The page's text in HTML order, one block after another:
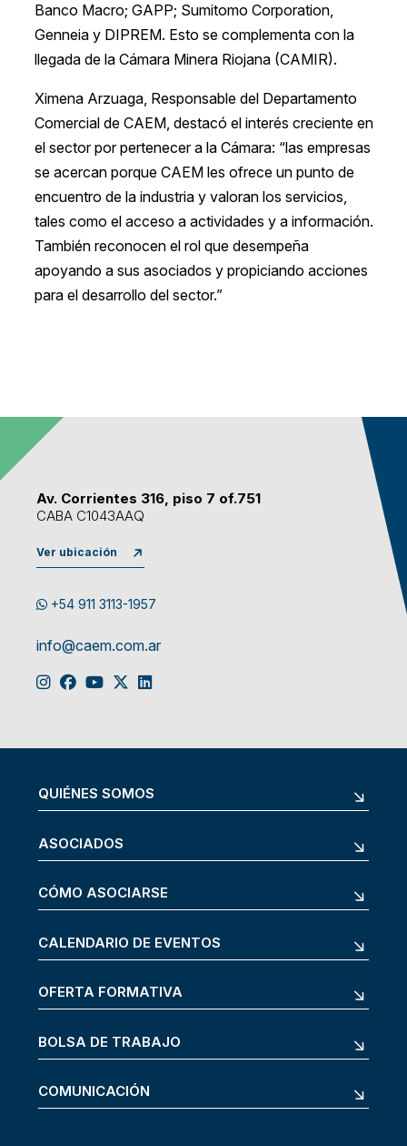
Banco Macro; GAPP; Sumitomo Corporation,
Genneia y DIPREM. Esto se complementa con la
llegada de la Cámara Minera Riojana (CAMIR).
Ximena Arzuaga, Responsable del Departamento
Comercial de CAEM, destacó el interés creciente en
el sector por pertenecer a la Cámara: “las empresas
se acercan porque CAEM les ofrece un punto de
encuentro de la industria y valoran los servicios,
tales como el acceso a actividades y a información.
También reconocen el rol que desempeña
apoyando a sus asociados y propiciando acciones
para el desarrollo del sector.”
Av. Corrientes 316, piso 7 of.751
CABA C1043AAQ
Ver ubicación
+54 911 3113-1957
info@caem.com.ar
QUIÉNES SOMOS
ASOCIADOS
CÓMO ASOCIARSE
CALENDARIO DE EVENTOS
OFERTA FORMATIVA
BOLSA DE TRABAJO
COMUNICACIÓN